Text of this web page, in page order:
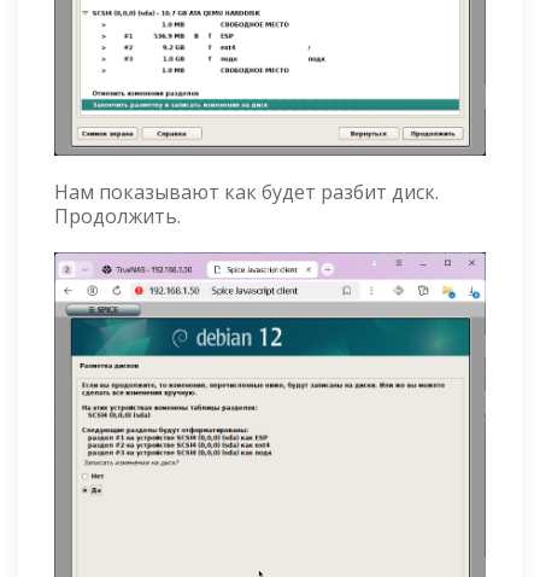
Нам показывают как будет разбит диск.
Продолжить.